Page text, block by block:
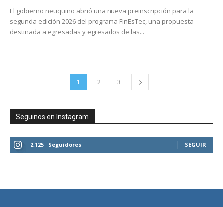
El gobierno neuquino abrió una nueva preinscripción para la
segunda edición 2026 del programa FinEsTec, una propuesta
destinada a egresadas y egresados de las...
1 2 3
Seguinos en Instagram
2,125 Seguidores SEGUIR